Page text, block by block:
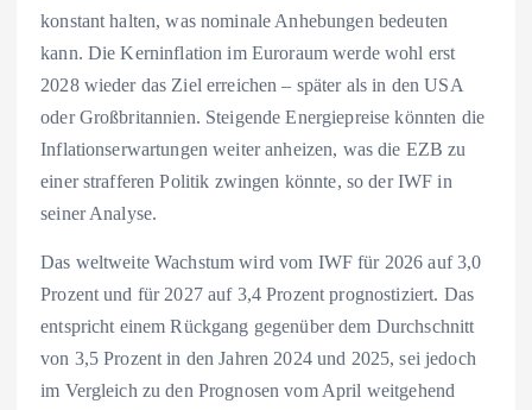
konstant halten, was nominale Anhebungen bedeuten
kann. Die Kerninflation im Euroraum werde wohl erst
2028 wieder das Ziel erreichen – später als in den USA
oder Großbritannien. Steigende Energiepreise könnten die
Inflationserwartungen weiter anheizen, was die EZB zu
einer strafferen Politik zwingen könnte, so der IWF in
seiner Analyse.
Das weltweite Wachstum wird vom IWF für 2026 auf 3,0
Prozent und für 2027 auf 3,4 Prozent prognostiziert. Das
entspricht einem Rückgang gegenüber dem Durchschnitt
von 3,5 Prozent in den Jahren 2024 und 2025, sei jedoch
im Vergleich zu den Prognosen vom April weitgehend